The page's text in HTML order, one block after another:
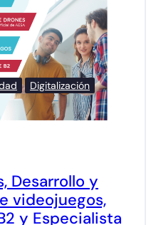
Digitalización
Desarrollo y
videojuegos,
y Especialista